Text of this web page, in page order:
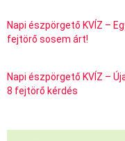
Napi észpörgető KVÍZ –
fejtörő sosem árt!
Napi észpörgető KVÍZ –
8 fejtörő kérdés